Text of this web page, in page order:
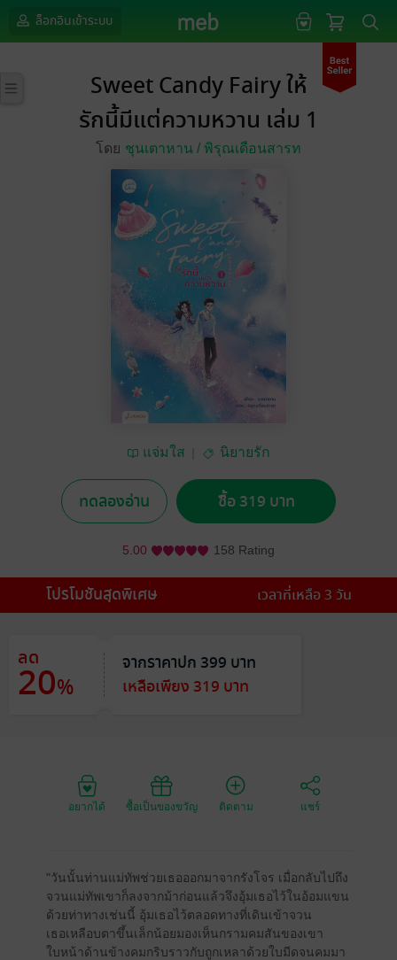
ล็อกอินเข้าระบบ
Sweet Candy Fairy ให้
รักนี้มีแต่ความหวาน เล่ม 1
โดย ชุนเตาหาน /พิรุณเดือนสารท
แจ่มใส นิยายรัก
ทดลองอ่าน ซื้อ 319 บาท
5.00 158 Rating
โปรโมชันสุดพิเศษ เวลาที่เหลือ 3 วัน
ลด
20%
จากราคาปก 399 บาท
เหลือเพียง 319 บาท
อยากได้ ซื้อเป็นของขวัญ ติดตาม แชร์
"วันนั้นท่านแม่ทัพช่วยเธอออกมาจากรังโจร เมื่อกลับไปถึง
จวนแม่ทัพเขาก็ลงจากม้าก่อนแล้วจึงอุ้มเธอไว้ในอ้อมแขน
ด้วยท่าทางเช่นนี้ อุ้มเธอไว้ตลอดทางที่เดินเข้าจวน
เธอเหลือบตาขึ้นเล็กน้อยมองเห็นกรามคมสันของเขา
ใบหน้าด้านข้างคมกริบราวกับถูกเหลาด้วยใบมีดจนคมมา